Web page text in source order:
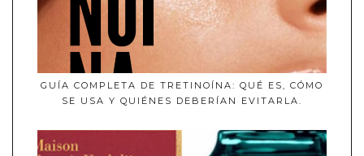
GUÍA COMPLETA DE TRETINOÍNA: QUÉ ES, CÓMO
SE USA Y QUIÉNES DEBERÍAN EVITARLA.